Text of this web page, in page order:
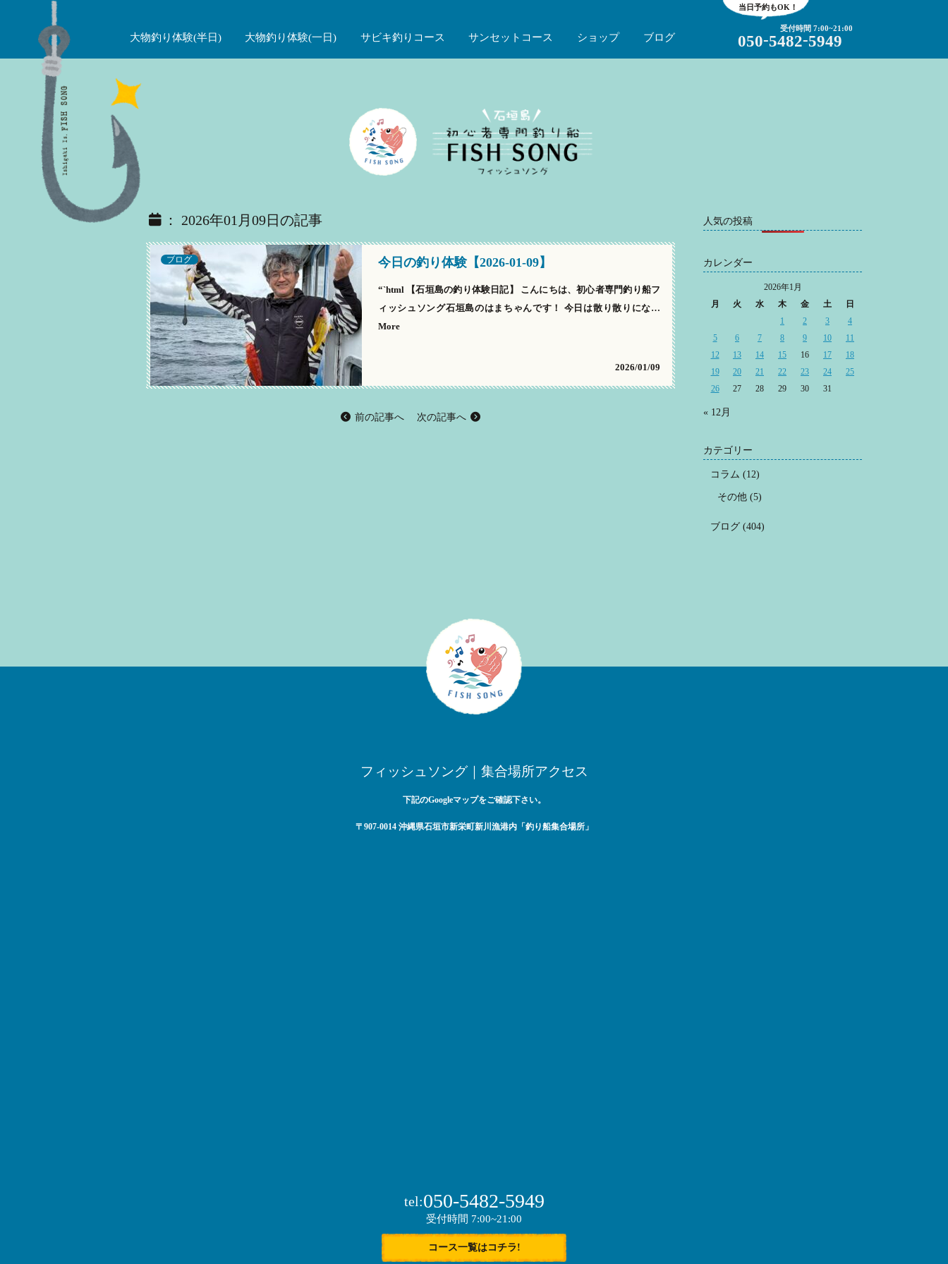
大物釣り体験(半日) 大物釣り体験(一日) サビキ釣りコース サンセットコース ショップ ブログ
当日予約もOK！
受付時間 7:00~21:00
050-5482-5949
： 2026年01月09日の記事
ブログ 今日の釣り体験【2026-01-09】
“`html 【石垣島の釣り体験日記】 こんにちは、初心者専門釣り船フ
ィッシュソング石垣島のはまちゃんです！ 今日は散り散りにな…
More
2026/01/09
前の記事へ 次の記事へ
人気の投稿
カレンダー
2026年1月
月
火 水 木 金 土
日
1
2 3
4
5
6 7 8 9 10
11
12
13 14 15 16 17
18
19
20 21 22 23 24
25
26
27 28 29 30 31
« 12月
カテゴリー
コラム (12)
その他 (5)
ブログ (404)
フィッシュソング｜集合場所アクセス
下記のGoogleマップをご確認下さい。
〒907-0014 沖縄県石垣市新栄町新川漁港内「釣り船集合場所」
tel:050-5482-5949
受付時間 7:00~21:00
コース一覧はコチラ!